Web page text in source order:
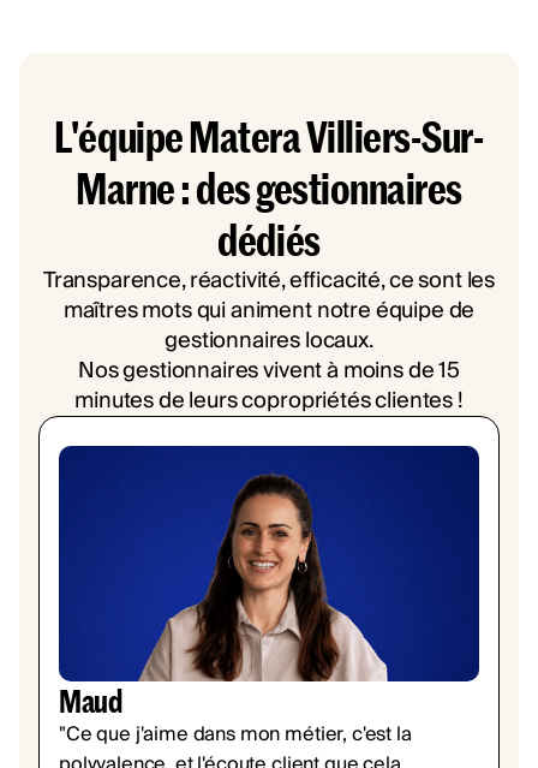
L'équipe Matera Villiers-Sur-
Marne : des gestionnaires
dédiés
Transparence, réactivité, efficacité, ce sont les
maîtres mots qui animent notre équipe de
gestionnaires locaux.
Nos gestionnaires vivent à moins de 15
minutes de leurs copropriétés clientes !
Maud
"Ce que j'aime dans mon métier, c'est la